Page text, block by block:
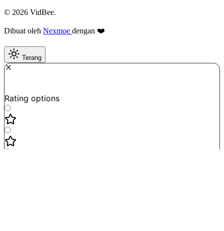
© 2026 VidBee.
Dibuat oleh Nexmoe dengan ❤️
Terang
Rating options